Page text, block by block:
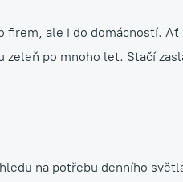
firem, ale i do domácností.
zeleň po mnoho let. Stačí
na potřebu denního